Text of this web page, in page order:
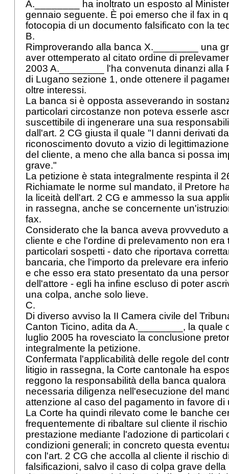
A.________ ha inoltrato un esposto al
gennaio seguente. È poi emerso che il fax in
fotocopia di un documento falsificato con la
B.
Rimproverando alla banca X.________ una
aver ottemperato al citato ordine di
2003 A.________ l'ha convenuta dinanzi alla
di Lugano sezione 1, onde ottenere il
oltre interessi.
La banca si è opposta asseverando in
particolari circostanze non poteva esserle
suscettibile di ingenerare una sua
dall'art. 2 CG giusta il quale "I danni derivati
riconoscimento dovuto a vizio di
del cliente, a meno che alla banca si possa
grave."
La petizione è stata integralmente respinta il
Richiamate le norme sul mandato, il Pretore
la liceità dell'art. 2 CG e ammesso la sua
in rassegna, anche se concernente
fax.
Considerato che la banca aveva provveduto
cliente e che l'ordine di prelevamento non era
particolari sospetti - dato che riportava
bancaria, che l'importo da prelevare era
e che esso era stato presentato da una
dell'attore - egli ha infine escluso di poter
una colpa, anche solo lieve.
C.
Di diverso avviso la II Camera civile del
Canton Ticino, adita da A.________, la quale
luglio 2005 ha rovesciato la conclusione
integralmente la petizione.
Confermata l'applicabilità delle regole del
litigio in rassegna, la Corte cantonale ha
reggono la responsabilità della banca
necessaria diligenza nell'esecuzione del
attenzione al caso del pagamento in favore di
La Corte ha quindi rilevato come le banche
frequentemente di ribaltare sul cliente il
prestazione mediante l'adozione di particolari
condizioni generali; in concreto questa
con l'art. 2 CG che accolla al cliente il rischio
falsificazioni, salvo il caso di colpa grave